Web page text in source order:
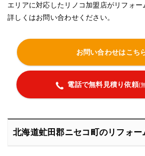
エリアに対応したリノコ加盟店がリフォー
詳しくはお問い合わせください。
お問い合わせはこち
電話で無料見積り依頼(
北海道虻田郡ニセコ町のリフォー